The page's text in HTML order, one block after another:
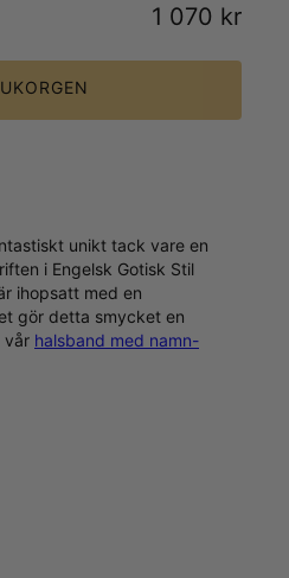
1 070 kr
unikt tack vare en
i Engelsk Gotisk Stil
ihopsatt med en
gör detta smycket en
vår halsband med namn-